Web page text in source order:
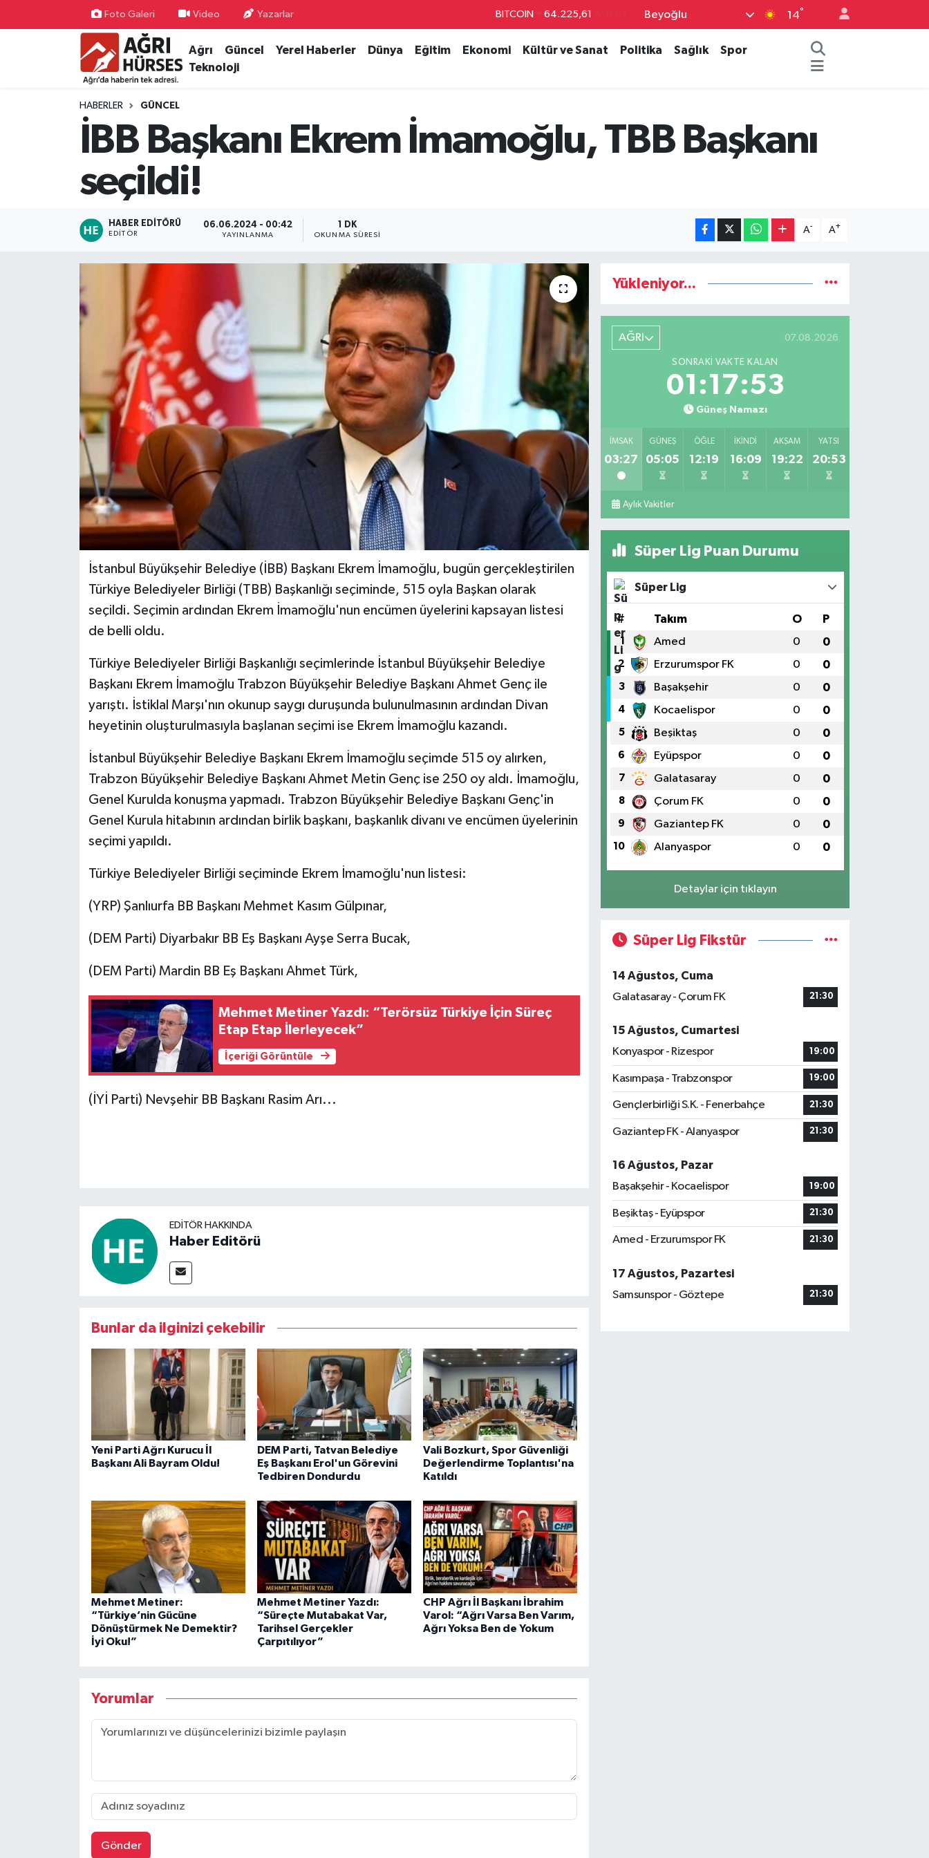
Foto Galeri Video Yazarlar BITCOIN 64.225,61
BİST100 13.799
Beyoğlu 14°
Ağrı Güncel Yerel Haberler Dünya Eğitim Ekonomi Kültür ve Sanat Politika Sağlık
Spor
Teknoloji
HABERLER GÜNCEL
İBB Başkanı Ekrem İmamoğlu, TBB Başkanı
seçildi!
HABER EDITÖRÜ
EDITÖR
06.06.2024 - 00:42
YAYINLANMA
1 DK
OKUNMA SÜRESI
A- A+
İstanbul Büyükşehir Belediye (İBB) Başkanı Ekrem İmamoğlu, bugün gerçekleştirilen
Türkiye Belediyeler Birliği (TBB) Başkanlığı seçiminde, 515 oyla Başkan olarak
seçildi. Seçimin ardından Ekrem İmamoğlu'nun encümen üyelerini kapsayan listesi
de belli oldu.
Türkiye Belediyeler Birliği Başkanlığı seçimlerinde İstanbul Büyükşehir Belediye
Başkanı Ekrem İmamoğlu Trabzon Büyükşehir Belediye Başkanı Ahmet Genç ile
yarıştı. İstiklal Marşı'nın okunup saygı duruşunda bulunulmasının ardından Divan
heyetinin oluşturulmasıyla başlanan seçimi ise Ekrem İmamoğlu kazandı.
İstanbul Büyükşehir Belediye Başkanı Ekrem İmamoğlu seçimde 515 oy alırken,
Trabzon Büyükşehir Belediye Başkanı Ahmet Metin Genç ise 250 oy aldı. İmamoğlu,
Genel Kurulda konuşma yapmadı. Trabzon Büyükşehir Belediye Başkanı Genç'in
Genel Kurula hitabının ardından birlik başkanı, başkanlık divanı ve encümen üyelerinin
seçimi yapıldı.
Türkiye Belediyeler Birliği seçiminde Ekrem İmamoğlu'nun listesi:
(YRP) Şanlıurfa BB Başkanı Mehmet Kasım Gülpınar,
(DEM Parti) Diyarbakır BB Eş Başkanı Ayşe Serra Bucak,
(DEM Parti) Mardin BB Eş Başkanı Ahmet Türk,
Mehmet Metiner Yazdı: “Terörsüz Türkiye İçin Süreç
Etap Etap İlerleyecek”
İçeriği Görüntüle
(İYİ Parti) Nevşehir BB Başkanı Rasim Arı...
EDITÖR HAKKINDA
Haber Editörü
Bunlar da ilginizi çekebilir
Yeni Parti Ağrı Kurucu İl
Başkanı Ali Bayram Oldu!
DEM Parti, Tatvan Belediye
Eş Başkanı Erol'un Görevini
Tedbiren Dondurdu
Vali Bozkurt, Spor Güvenliği
Değerlendirme Toplantısı'na
Katıldı
Mehmet Metiner:
“Türkiye’nin Gücüne
Dönüştürmek Ne Demektir?
İyi Oku!”
Mehmet Metiner Yazdı:
“Süreçte Mutabakat Var,
Tarihsel Gerçekler
Çarpıtılıyor”
CHP Ağrı İl Başkanı İbrahim
Varol: “Ağrı Varsa Ben Varım,
Ağrı Yoksa Ben de Yokum
Yorumlar
Gönder
Yükleniyor...
AĞRI 07.08.2026
SONRAKI VAKTE KALAN
01:17:52
Güneş Namazı
İMSAK
03:27
GÜNEŞ
05:05
ÖĞLE
12:19
İKINDI
16:09
AKŞAM
19:22
YATSI
20:53
Aylık Vakitler
Süper Lig Puan Durumu
Süper Lig
# Takım O P
1 Amed 0 0
2 Erzurumspor FK 0 0
3 Başakşehir 0 0
4 Kocaelispor 0 0
5 Beşiktaş 0 0
6 Eyüpspor 0 0
7 Galatasaray 0 0
8 Çorum FK 0 0
9 Gaziantep FK 0 0
10 Alanyaspor 0 0
Detaylar için tıklayın
Süper Lig Fikstür
14 Ağustos, Cuma
Galatasaray - Çorum FK
21:30
15 Ağustos, Cumartesi
Konyaspor - Rizespor
19:00
Kasımpaşa - Trabzonspor 19:00
Gençlerbirliği S.K. - Fenerbahçe 21:30
Gaziantep FK - Alanyaspor 21:30
16 Ağustos, Pazar
Başakşehir - Kocaelispor
19:00
Beşiktaş - Eyüpspor 21:30
Amed - Erzurumspor FK 21:30
17 Ağustos, Pazartesi
Samsunspor - Göztepe
21:30
Hava Durumu
Trafik Durumu
Süper Lig Puan Durumu ve Fikstür
Son Dakika Haberleri
Haber Arşivi